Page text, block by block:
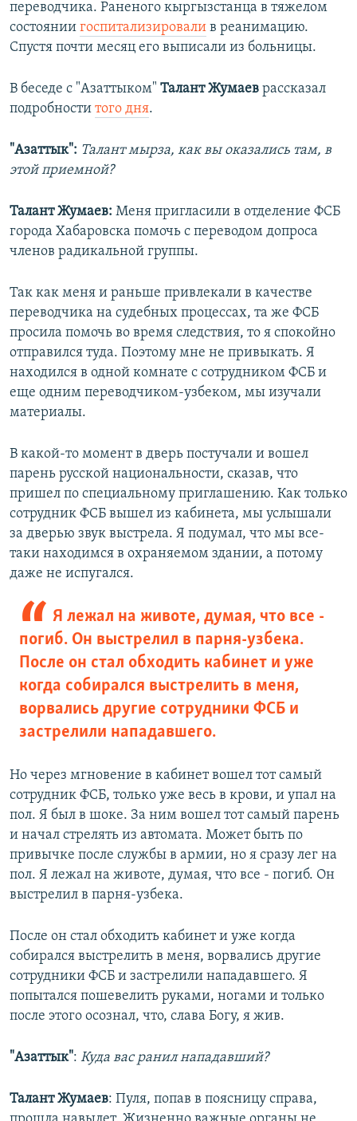
переводчика. Раненого кыргызстанца в тяжелом
состоянии госпитализировали в реанимацию.
Спустя почти месяц его выписали из больницы.
В беседе с "Азаттыком" Талант Жумаев рассказал
подробности того дня.
"Азаттык": Талант мырза, как вы оказались там, в
этой приемной?
Талант Жумаев: Меня пригласили в отделение ФСБ
города Хабаровска помочь с переводом допроса
членов радикальной группы.
Так как меня и раньше привлекали в качестве
переводчика на судебных процессах, та же ФСБ
просила помочь во время следствия, то я спокойно
отправился туда. Поэтому мне не привыкать. Я
находился в одной комнате с сотрудником ФСБ и
еще одним переводчиком-узбеком, мы изучали
материалы.
В какой-то момент в дверь постучали и вошел
парень русской национальности, сказав, что
пришел по специальному приглашению. Как только
сотрудник ФСБ вышел из кабинета, мы услышали
за дверью звук выстрела. Я подумал, что мы все-
таки находимся в охраняемом здании, а потому
даже не испугался.
Я лежал на животе, думая, что все -
погиб. Он выстрелил в парня-узбека.
После он стал обходить кабинет и уже
когда собирался выстрелить в меня,
ворвались другие сотрудники ФСБ и
застрелили нападавшего.
Но через мгновение в кабинет вошел тот самый
сотрудник ФСБ, только уже весь в крови, и упал на
пол. Я был в шоке. За ним вошел тот самый парень
и начал стрелять из автомата. Может быть по
привычке после службы в армии, но я сразу лег на
пол. Я лежал на животе, думая, что все - погиб. Он
выстрелил в парня-узбека.
После он стал обходить кабинет и уже когда
собирался выстрелить в меня, ворвались другие
сотрудники ФСБ и застрелили нападавшего. Я
попытался пошевелить руками, ногами и только
после этого осознал, что, слава Богу, я жив.
"Азаттык": Куда вас ранил нападавший?
Талант Жумаев: Пуля, попав в поясницу справа,